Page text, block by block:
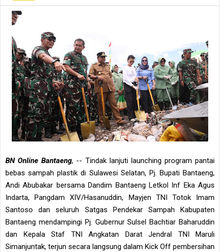
BN Online Bantaeng, -- Tindak lanjuti launching program pantai
bebas sampah plastik di Sulawesi Selatan, Pj. Bupati Bantaeng,
Andi Abubakar bersama Dandim Bantaeng Letkol Inf Eka Agus
Indarta, Pangdam XIV/Hasanuddin, Mayjen TNI Totok Imam
Santoso dan seluruh Satgas Pendekar Sampah Kabupaten
Bantaeng mendampingi Pj. Gubernur Sulsel Bachtiar Baharuddin
dan Kepala Staf TNI Angkatan Darat Jendral TNI Maruli
Simanjuntak, terjun secara langsung dalam Kick Off pembersihan